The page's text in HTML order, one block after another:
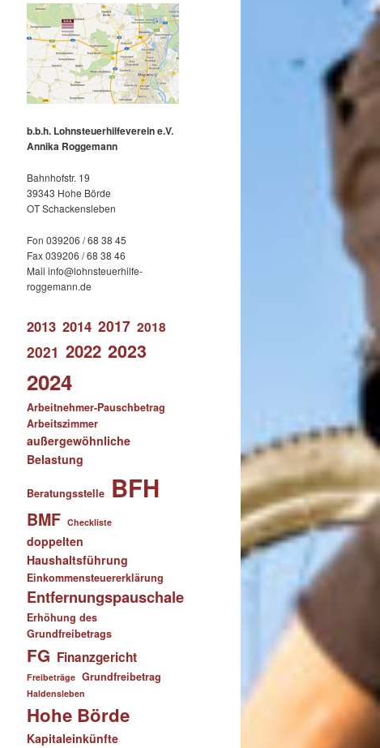
b.b.h. Lohnsteuerhilfeverein e.V.
Annika Roggemann
Bahnhofstr. 19
39343 Hohe Börde
OT Schackensleben
Fon 039206 / 68 38 45
Fax 039206 / 68 38 46
Mail info@lohnsteuerhilfe-
roggemann.de
2013 2014 2017 2018
2021 2022 2023
2024
Arbeitnehmer-Pauschbetrag
Arbeitszimmer
außergewöhnliche
Belastung
Beratungsstelle BFH
BMF Checkliste
doppelten
Haushaltsführung
Einkommensteuererklärung
Entfernungspauschale
Erhöhung des
Grundfreibetrags
FG Finanzgericht
Freibeträge Grundfreibetrag
Haldensleben
Hohe Börde
Kapitaleinkünfte